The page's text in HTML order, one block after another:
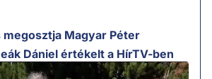
megosztja Magyar Péter
Dániel értékelt a HírTV-ben